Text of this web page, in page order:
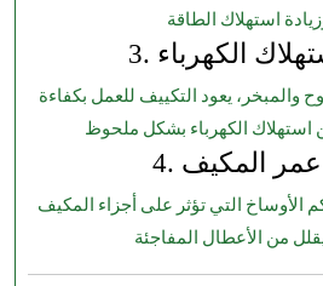
الكهرباء
والمبخر، يعود التكييف للعمل بكفاءة
عمر المكيف
الأوساخ التي تؤثر على أجزاء المكيف